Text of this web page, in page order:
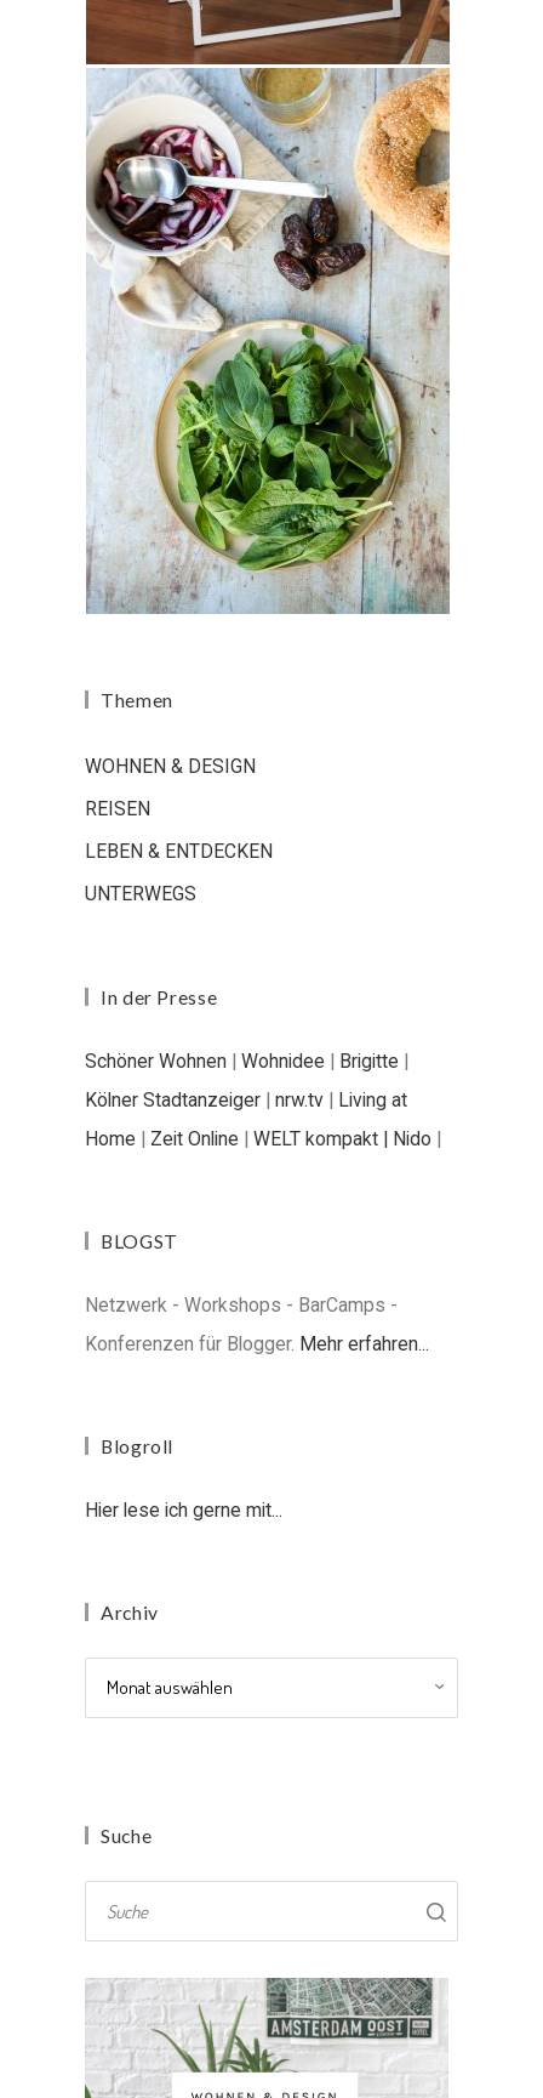
Themen
WOHNEN & DESIGN
REISEN
LEBEN & ENTDECKEN
UNTERWEGS
In der Presse
Schöner Wohnen | Wohnidee | Brigitte |
Kölner Stadtanzeiger | nrw.tv | Living at
Home | Zeit Online | WELT kompakt | Nido |
BLOGST
Netzwerk - Workshops - BarCamps -
Konferenzen für Blogger. Mehr erfahren...
Blogroll
Hier lese ich gerne mit...
Archiv
Suche